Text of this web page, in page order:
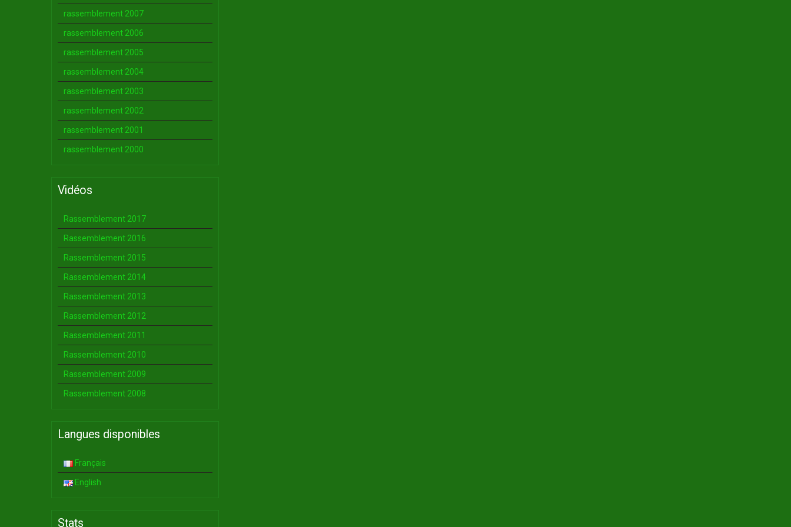
rassemblement 2007
rassemblement 2006
rassemblement 2005
rassemblement 2004
rassemblement 2003
rassemblement 2002
rassemblement 2001
rassemblement 2000
Vidéos
Rassemblement 2017
Rassemblement 2016
Rassemblement 2015
Rassemblement 2014
Rassemblement 2013
Rassemblement 2012
Rassemblement 2011
Rassemblement 2010
Rassemblement 2009
Rassemblement 2008
Langues disponibles
Français
English
Stats